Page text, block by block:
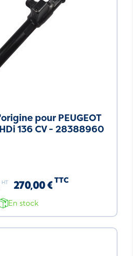
pour PEUGEOT
136 CV - 28388960
HT 270,00 € TTC
En stock